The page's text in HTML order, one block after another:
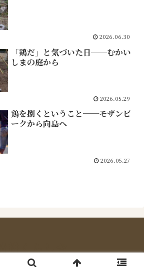
2026.06.30
「鶏だ」と気づいた日──むかい
しまの庭から
2026.05.29
鶏を捌くということ──モザンビ
ークから向島へ
2026.05.27
晴耕くらし舎 All Rights Reserved.